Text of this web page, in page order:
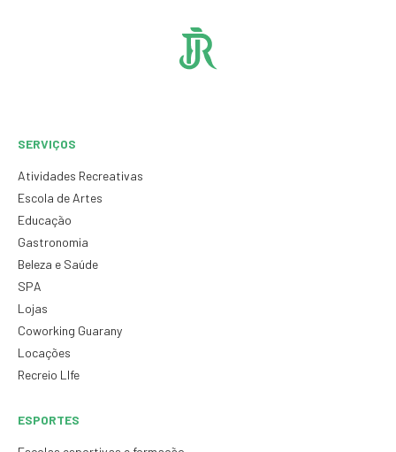
SERVIÇOS
Atividades Recreativas
Escola de Artes
Educação
Gastronomia
Beleza e Saúde
SPA
Lojas
Coworking Guarany
Locações
Recreio LIfe
ESPORTES